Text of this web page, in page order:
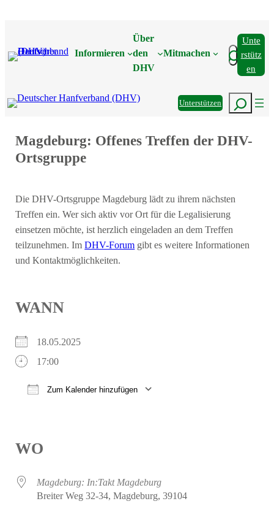
Informieren
Über
den
DHV
Mitmachen Suchen
Unte
Rstütz
En
UnterstützenSuchen
Magdeburg: Offenes Treffen der DHV-
Ortsgruppe
Die DHV-Ortsgruppe Magdeburg lädt zu ihrem nächsten
Treffen ein. Wer sich aktiv vor Ort für die Legalisierung
einsetzen möchte, ist herzlich eingeladen an dem Treffen
teilzunehmen. ImDHV-Forum gibt es weitere Informationen
und Kontaktmöglichkeiten.
WANN
18.05.2025
17:00
Zum Kalender hinzufügen
WO
Magdeburg: In:Takt Magdeburg
Breiter Weg 32-34, Magdeburg, 39104